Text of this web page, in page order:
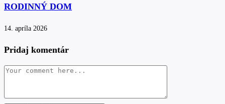
RODINNÝ DOM
14. apríla 2026
Pridaj komentár
Comment